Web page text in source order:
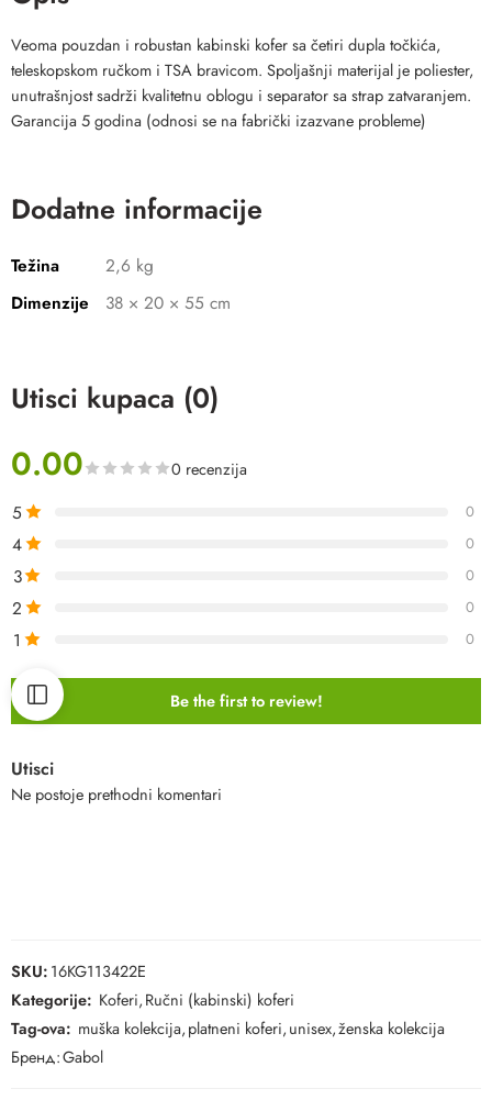
Veoma pouzdan i robustan kabinski kofer sa četiri dupla točkića,
teleskopskom ručkom i TSA bravicom. Spoljašnji materijal je poliester,
unutrašnjost sadrži kvalitetnu oblogu i separator sa strap zatvaranjem.
Garancija 5 godina (odnosi se na fabrički izazvane probleme)
Dodatne informacije
Težina
2,6 kg
Dimenzije
38 × 20 × 55 cm
Utisci kupaca (0)
0.00 0 recenzija
5 0
4 0
3 0
2 0
1 0
Be the first to review!
Utisci
Ne postoje prethodni komentari
SKU:16KG113422E
Kategorije: Koferi,Ručni (kabinski) koferi
Tag-ova: muška kolekcija,platneni koferi,unisex,ženska kolekcija
Бренд:Gabol